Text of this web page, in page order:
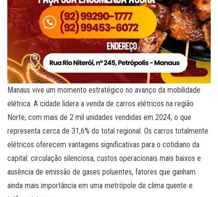
Manaus vive um momento estratégico no avanço da mobilidade
elétrica. A cidade lidera a venda de carros elétricos na região
Norte, com mais de 2 mil unidades vendidas em 2024, o que
representa cerca de 31,6% do total regional. Os carros totalmente
elétricos oferecem vantagens significativas para o cotidiano da
capital: circulação silenciosa, custos operacionais mais baixos e
ausência de emissão de gases poluentes, fatores que ganham
ainda mais importância em uma metrópole de clima quente e